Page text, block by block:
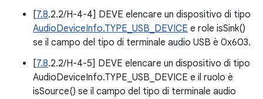
[7.8.2.2/H-4-4] DEVE elencare un dispositivo di tipo
AudioDeviceInfo.TYPE_USB_DEVICE e role isSink()
se il campo del tipo di terminale audio USB è 0x603.
[7.8.2.2/H-4-5] DEVE elencare un dispositivo di tipo
AudioDeviceInfo.TYPE_USB_DEVICE e il ruolo è
isSource() se il campo del tipo di terminale audio